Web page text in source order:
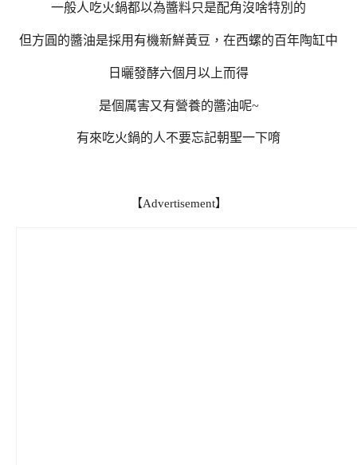
一般人吃火鍋都以為醬料只是配角沒啥特別的
但方圓的醬油是採用有機新鮮黃豆，在西螺的百年陶缸中
日曬發酵六個月以上而得
是個厲害又有營養的醬油呢~
有來吃火鍋的人不要忘記朝聖一下唷
【Advertisement】